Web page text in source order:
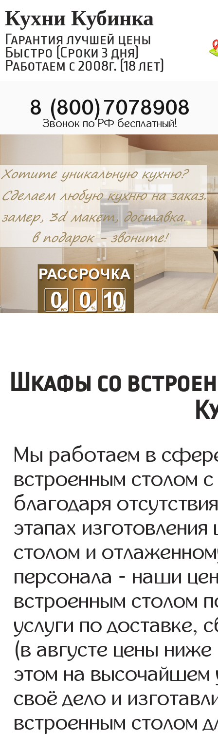
Кухни Кубинка
Гарантия лучшей цены
Быстро (Сроки 3 дня)
Работаем с 2008г. (18 лет)
8 (800)7078908
Звонок по РФ бесплатный!
Шкафы со
Мы работаем в
встроенным столом
благодаря
этапах
столом и
персонала - наши
встроенным столом
услуги по доставке,
(в августе цены
этом на
своё дело и
встроенным столом